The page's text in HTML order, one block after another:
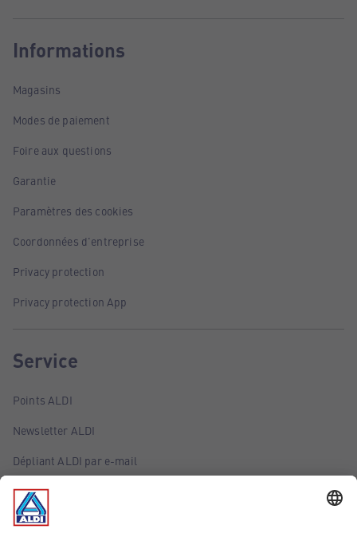
Informations
Magasins
Modes de paiement
Foire aux questions
Garantie
Paramètres des cookies
Coordonnées d'entreprise
Privacy protection
Privacy protection App
Service
Points ALDI
Newsletter ALDI
Dépliant ALDI par e-mail
Offres
Infos essentielles